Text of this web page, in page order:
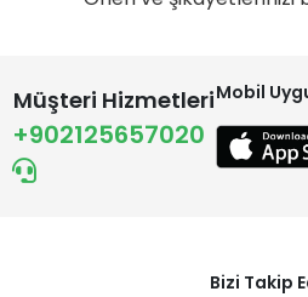
Müşteri Hizmetleri
+902125657020
Mobil
Bizi Takip